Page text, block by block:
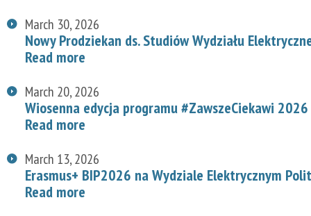
March 30, 2026
Nowy Prodziekan ds. Studiów Wydziału
Read more
March 20, 2026
Wiosenna edycja programu #ZawszeCiekawi
Read more
March 13, 2026
Erasmus+ BIP2026 na Wydziale Elektrycznym
Read more